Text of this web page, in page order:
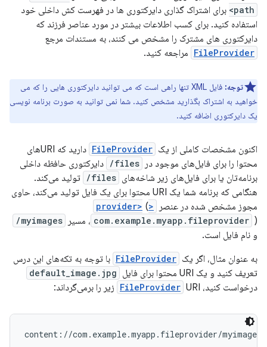
path>
برای اشتراک گذاری دایرکتوری ها در فهرست کش داخلی خود
استفاده کنید. برای کسب اطلاعات بیشتر در مورد عناصر فرزند که
دایرکتوری های مشترک را مشخص می کنند، به مستندات مرجع
FileProvider مراجعه کنید.
توجه:
فایل XML تنها راهی است که می توانید دایرکتوری هایی را که می
خواهید به اشتراک بگذارید مشخص کنید. شما نمی توانید به صورت برنامه نویسی
یک دایرکتوری اضافه کنید.
اکنون مشخصات کاملی از یک FileProvider
دارید که URIهای
محتوا را برای فایل‌های موجود در
files/
دایرکتوری حافظه داخلی
برنامه‌تان یا برای فایل‌های زیر شاخه‌های files/
تولید می‌کند.
هنگامی که برنامه شما یک URI محتوا برای یک فایل تولید می‌کند، حاوی
مجوز مشخص شده در عنصر
<provider>
(
com.example.myapp.fileprovider )، مسیر myimages/
و نام فایل است.
به عنوان مثال، اگر یک FileProvider با توجه به تکه‌های این درس
تعریف کنید و یک URI محتوا برای فایل
default_image.jpg
درخواست کنید، FileProvider URI زیر را برمی‌گرداند:
content://com.example.myapp.fileprovider/